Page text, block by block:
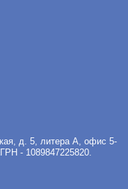
д. 5, литера А, офис 5-
- 1089847225820.